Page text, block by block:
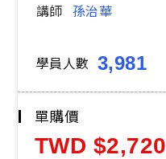
講師 孫治華
學員人數 3,981
單購價
TWD 2,720